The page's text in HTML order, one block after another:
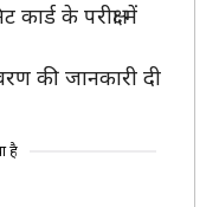
के परीक्षा में
की जानकारी दी
है